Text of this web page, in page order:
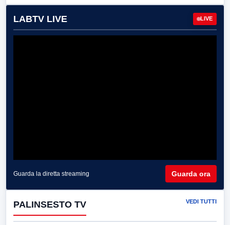
LABTV LIVE LIVE
Guarda la diretta streaming Guarda ora
PALINSESTO TV VEDI TUTTI